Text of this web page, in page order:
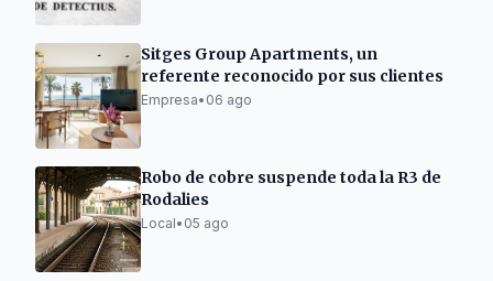
Sitges Group Apartments, un
referente reconocido por sus clientes
Empresa• 06 ago
Robo de cobre suspende toda la R3 de
Rodalies
Local• 05 ago